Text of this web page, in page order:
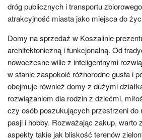
dróg publicznych i transportu
atrakcyjność miasta jako miejsca do
Domy na sprzedaż w Koszalinie
architektoniczną i funkcjonalną. Od
nowoczesne wille z inteligentnymi
w stanie zaspokoić różnorodne gusta i
obejmuje również domy z dużymi
rozwiązaniem dla rodzin z dziećmi,
czy osób poszukujących przestrzeni do
pasji i hobby. Rozważając zakup, warto
aspekty takie jak bliskość terenów